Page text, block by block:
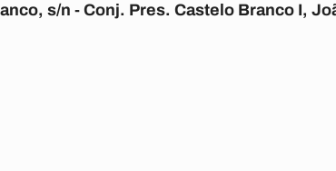
s/n - Conj. Pres. Castelo Branco I,